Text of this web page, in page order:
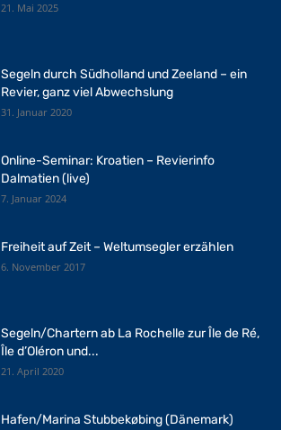
21. Mai 2025
Segeln durch Südholland und Zeeland – ein
Revier, ganz viel Abwechslung
31. Januar 2020
Online-Seminar: Kroatien – Revierinfo
Dalmatien (live)
7. Januar 2024
Freiheit auf Zeit – Weltumsegler erzählen
6. November 2017
Segeln/Chartern ab La Rochelle zur Île de Ré,
Île d’Oléron und...
21. April 2020
Hafen/Marina Stubbekøbing (Dänemark)